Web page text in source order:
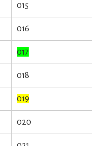
015
016
017
018
019
020